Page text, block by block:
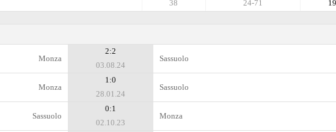
19
24-71
38
Monza
2:2
03.08.24
Sassuolo
Monza
1:0
28.01.24
Sassuolo
Sassuolo
0:1
02.10.23
Monza